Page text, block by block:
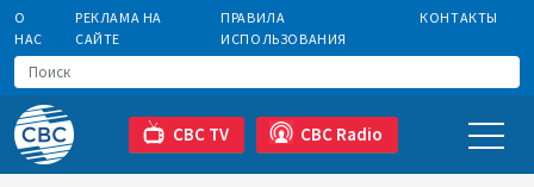
О
НАС
РЕКЛАМА НА
САЙТЕ
ПРАВИЛА
ИСПОЛЬЗОВАНИЯ
КОНТАКТЫ
CBC TV CBC Radio